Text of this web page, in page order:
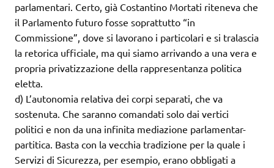
parlamentari. Certo, già Costantino Mortati riteneva che
il Parlamento futuro fosse soprattutto “in
Commissione”, dove si lavorano i particolari e si tralascia
la retorica ufficiale, ma qui siamo arrivando a una vera e
propria privatizzazione della rappresentanza politica
eletta.
d) L’autonomia relativa dei corpi separati, che va
sostenuta. Che saranno comandati solo dai vertici
politici e non da una infinita mediazione parlamentar-
partitica. Basta con la vecchia tradizione per la quale i
Servizi di Sicurezza, per esempio, erano obbligati a